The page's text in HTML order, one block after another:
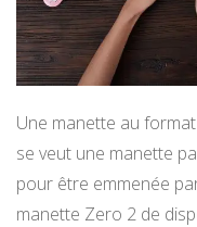
Une manette au
se veut une manette
pour être emmenée
manette Zero 2 de